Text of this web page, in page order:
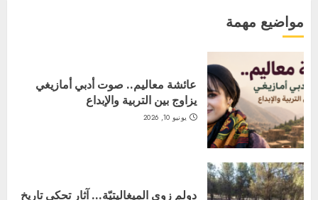
مواضيع مهمة
عائشة معاليم.. صوت أدبي أمازيغي
يزاوج بين التربية والإبداع
يونيو 10, 2026
دولم زوي الميغاليتيّة… آثار تحكي تاريخ